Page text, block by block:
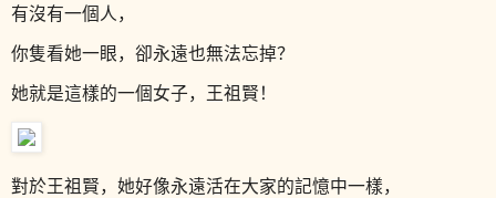
有沒有一個人，
你隻看她一眼，卻永遠也無法忘掉？
她就是這樣的一個女子，王祖賢！
對於王祖賢，她好像永遠活在大家的記憶中一樣，